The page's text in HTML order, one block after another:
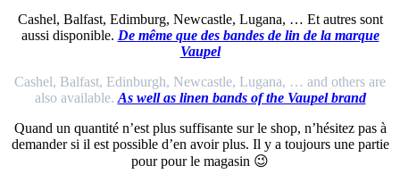
Cashel, Balfast, Edimburg, Newcastle, Lugana, … Et autres sont
aussi disponible. De même que des bandes de lin de la marque
Vaupel
Cashel, Balfast, Edinburgh, Newcastle, Lugana, … and others are
also available. As well as linen bands of the Vaupel brand
Quand un quantité n’est plus suffisante sur le shop, n’hésitez pas à
demander si il est possible d’en avoir plus. Il y a toujours une partie
pour pour le magasin 😉